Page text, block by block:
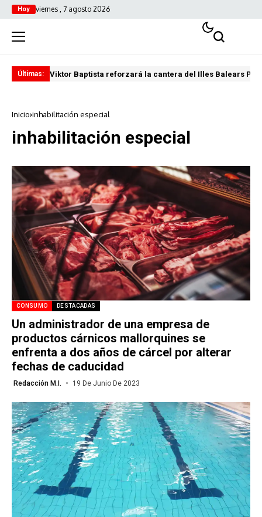
Hoy viernes , 7 agosto 2026
Últimas: Viktor Baptista reforzará la cantera del Illes Balears
Inicio inhabilitación especial
inhabilitación especial
CONSUMO DESTACADAS
Un administrador de una empresa de
productos cárnicos mallorquines se
enfrenta a dos años de cárcel por alterar
fechas de caducidad
Redacción M.I. 19 De Junio De 2023